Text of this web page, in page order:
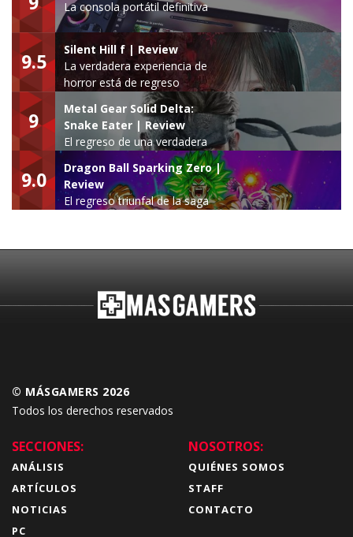
La consola portátil definitiva
9.5
Silent Hill f | Review
La verdadera experiencia de
horror está de regreso
9
Metal Gear Solid Delta:
Snake Eater | Review
El regreso de una verdadera
leyenda
9.0
Dragon Ball Sparking Zero |
Review
El regreso triunfal de la saga
© MÁSGAMERS 2026
Todos los derechos reservados
SECCIONES:
ANÁLISIS
ARTÍCULOS
NOTICIAS
PC
NOSOTROS:
QUIÉNES SOMOS
STAFF
CONTACTO